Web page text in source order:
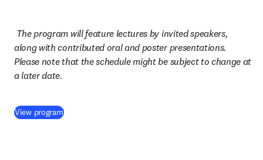
The program will feature lectures by invited speakers,
along with contributed oral and poster presentations.
Please note that the schedule might be subject to change at
a later date.
View program(